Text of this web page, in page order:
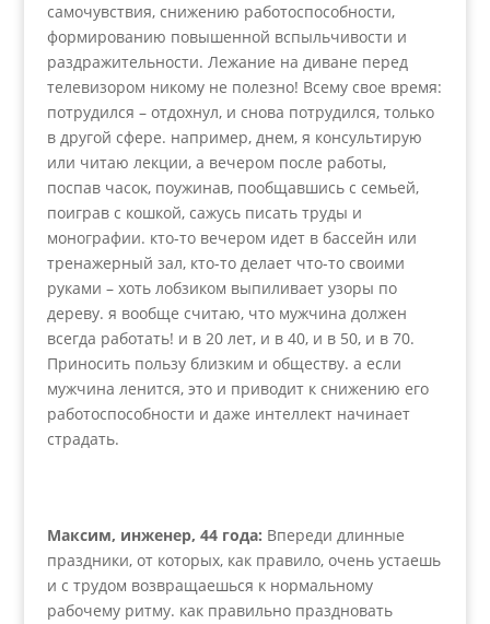
самочувствия, снижению работоспособности,
формированию повышенной вспыльчивости и
раздражительности. Лежание на диване перед
телевизором никому не полезно! Всему свое время:
потрудился – отдохнул, и снова потрудился, только
в другой сфере. например, днем, я консультирую
или читаю лекции, а вечером после работы,
поспав часок, поужинав, пообщавшись с семьей,
поиграв с кошкой, сажусь писать труды и
монографии. кто-то вечером идет в бассейн или
тренажерный зал, кто-то делает что-то своими
руками – хоть лобзиком выпиливает узоры по
дереву. я вообще считаю, что мужчина должен
всегда работать! и в 20 лет, и в 40, и в 50, и в 70.
Приносить пользу близким и обществу. а если
мужчина ленится, это и приводит к снижению его
работоспособности и даже интеллект начинает
страдать.
Максим, инженер, 44 года: Впереди длинные
праздники, от которых, как правило, очень устаешь
и с трудом возвращаешься к нормальному
рабочему ритму. как правильно праздновать